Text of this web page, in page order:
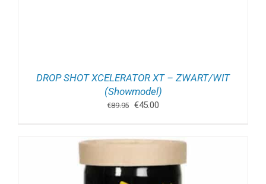
DROP SHOT XCELERATOR XT – ZWART/WIT
(Showmodel)
€89.95 Oorspronkelijke
€89.95.
€45.00Huidige
€45.00.